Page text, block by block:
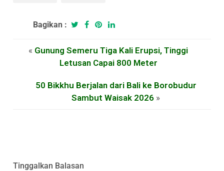
Bagikan :
« Gunung Semeru Tiga Kali Erupsi, Tinggi
Letusan Capai 800 Meter
50 Bikkhu Berjalan dari Bali ke Borobudur
Sambut Waisak 2026 »
Tinggalkan Balasan